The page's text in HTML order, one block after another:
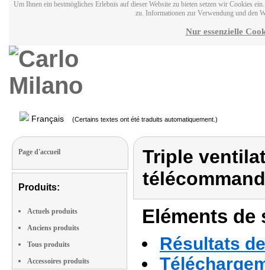
Um Ihnen ein bestmögliches Erlebnis auf dieser Website zu bieten setzen wir Cookies
zu. Informationen zur Verwendung und den
Nur essenzielle
Français (Certains textes ont été traduits automatiquement.)
Page d'accueil
Produits:
Actuels produits
Anciens produits
Tous produits
Accessoires produits
Triple
Eléments
Résultats